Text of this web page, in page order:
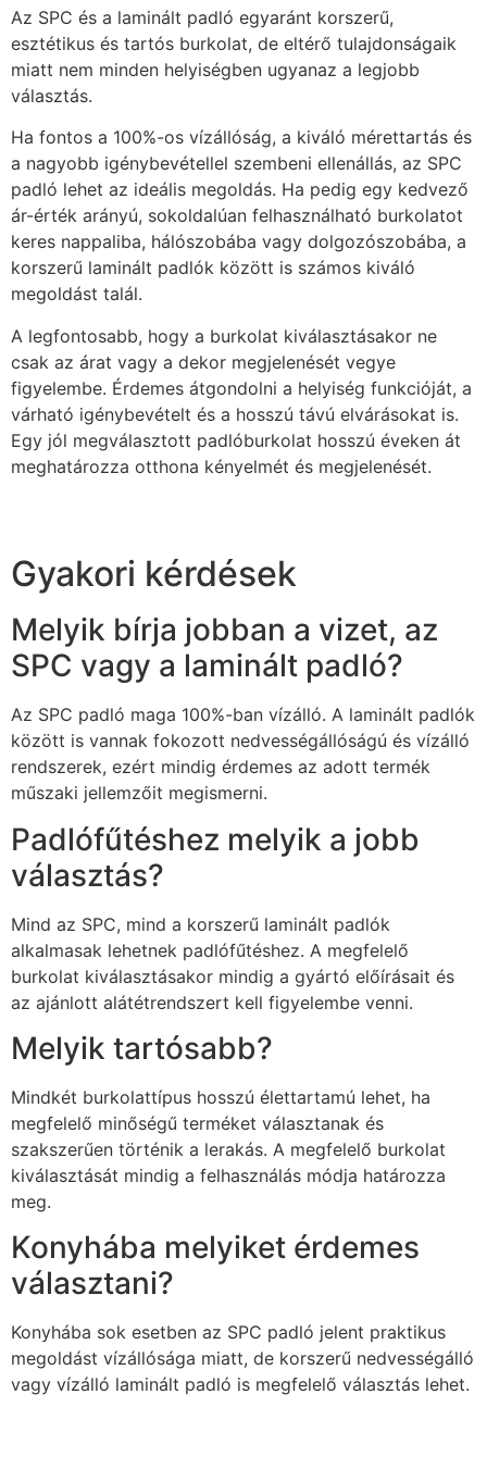
Az SPC és a laminált padló egyaránt korszerű,
esztétikus és tartós burkolat, de eltérő tulajdonságaik
miatt nem minden helyiségben ugyanaz a legjobb
választás.
Ha fontos a 100%-os vízállóság, a kiváló mérettartás és
a nagyobb igénybevétellel szembeni ellenállás, az SPC
padló lehet az ideális megoldás. Ha pedig egy kedvező
ár-érték arányú, sokoldalúan felhasználható burkolatot
keres nappaliba, hálószobába vagy dolgozószobába, a
korszerű laminált padlók között is számos kiváló
megoldást talál.
A legfontosabb, hogy a burkolat kiválasztásakor ne
csak az árat vagy a dekor megjelenését vegye
figyelembe. Érdemes átgondolni a helyiség funkcióját, a
várható igénybevételt és a hosszú távú elvárásokat is.
Egy jól megválasztott padlóburkolat hosszú éveken át
meghatározza otthona kényelmét és megjelenését.
Gyakori kérdések
Melyik bírja jobban a vizet, az
SPC vagy a laminált padló?
Az SPC padló maga 100%-ban vízálló. A laminált padlók
között is vannak fokozott nedvességállóságú és vízálló
rendszerek, ezért mindig érdemes az adott termék
műszaki jellemzőit megismerni.
Padlófűtéshez melyik a jobb
választás?
Mind az SPC, mind a korszerű laminált padlók
alkalmasak lehetnek padlófűtéshez. A megfelelő
burkolat kiválasztásakor mindig a gyártó előírásait és
az ajánlott alátétrendszert kell figyelembe venni.
Melyik tartósabb?
Mindkét burkolattípus hosszú élettartamú lehet, ha
megfelelő minőségű terméket választanak és
szakszerűen történik a lerakás. A megfelelő burkolat
kiválasztását mindig a felhasználás módja határozza
meg.
Konyhába melyiket érdemes
választani?
Konyhába sok esetben az SPC padló jelent praktikus
megoldást vízállósága miatt, de korszerű nedvességálló
vagy vízálló laminált padló is megfelelő választás lehet.